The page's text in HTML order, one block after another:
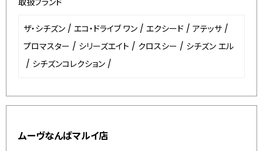
取扱ブランド
ザ・シチズン / エコ・ドライブ ワン / エクシード / アテッサ /
プロマスター / シリーズエイト / クロスシー / シチズン エル
/ シチズンコレクション /
ムーヴなんばマルイ店